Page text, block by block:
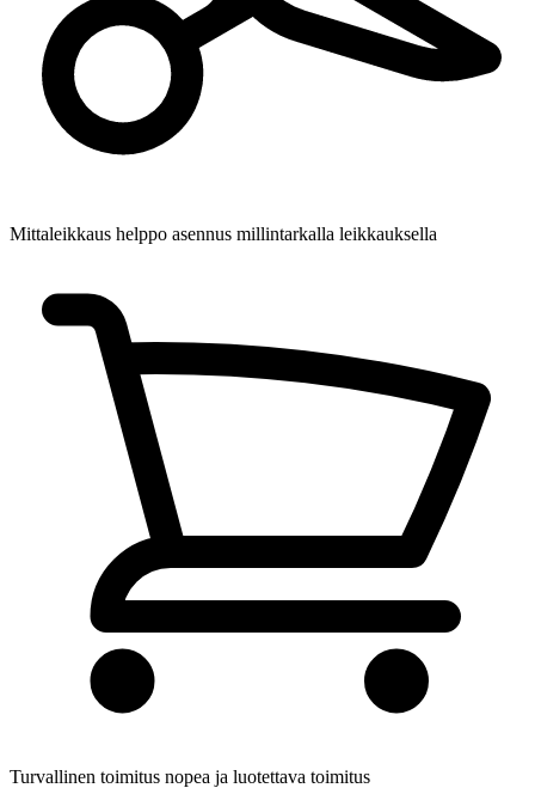
Mittaleikkaus helppo asennus millintarkalla leikkauksella
Turvallinen toimitus nopea ja luotettava toimitus